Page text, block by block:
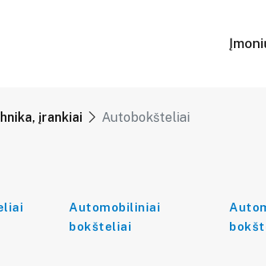
įrankiai Autobokšteliai
Automobiliniai
bokšteliai